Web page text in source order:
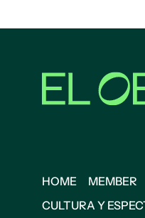
HOME MEMBER
CULTURA Y